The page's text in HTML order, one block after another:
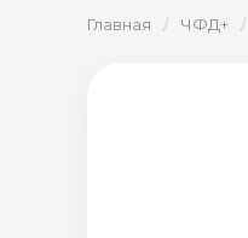
Главная / ЧФД+ /